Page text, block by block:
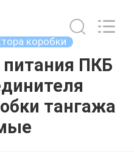
коробки
ПКБ
тангажа